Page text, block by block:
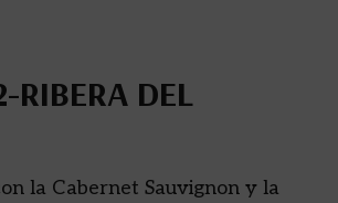
RIBERA DEL
la Cabernet Sauvignon y la